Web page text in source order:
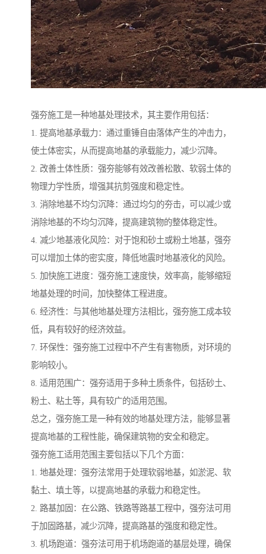
强夯施工是一种地基处理技术，其主要作用包括：
1. 提高地基承载力：通过重锤自由落体产生的冲击力，
使土体密实，从而提高地基的承载能力，减少沉降。
2. 改善土体性质：强夯能够有效改善松散、软弱土体的
物理力学性质，增强其抗剪强度和稳定性。
3. 消除地基不均匀沉降：通过均匀的夯击，可以减少或
消除地基的不均匀沉降，提高建筑物的整体稳定性。
4. 减少地基液化风险：对于饱和砂土或粉土地基，强夯
可以增加土体的密实度，降低地震时地基液化的风险。
5. 加快施工进度：强夯施工速度快，效率高，能够缩短
地基处理的时间，加快整体工程进度。
6. 经济性：与其他地基处理方法相比，强夯施工成本较
低，具有较好的经济效益。
7. 环保性：强夯施工过程中不产生有害物质，对环境的
影响较小。
8. 适用范围广：强夯适用于多种土质条件，包括砂土、
粉土、粘土等，具有较广的适用范围。
总之，强夯施工是一种有效的地基处理方法，能够显著
提高地基的工程性能，确保建筑物的安全和稳定。
强夯施工适用范围主要包括以下几个方面：
1. 地基处理：强夯法常用于处理软弱地基，如淤泥、软
黏土、填土等，以提高地基的承载力和稳定性。
2. 路基加固：在公路、铁路等路基工程中，强夯法可用
于加固路基，减少沉降，提高路基的强度和稳定性。
3. 机场跑道：强夯法可用于机场跑道的基层处理，确保